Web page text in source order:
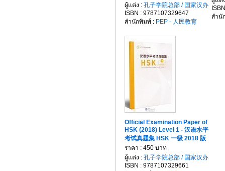
ผู้แต่ง : 孔子学院总部 / 国家汉办
ISBN : 9787107329647
สำนักพิมพ์ : PEP - 人民教育
สำนั
Official Examination Paper of
HSK (2018) Level 1 - 汉语水平
考试真题集 HSK 一级 2018 版
ราคา : 450 บาท
ผู้แต่ง : 孔子学院总部 / 国家汉办
ISBN : 9787107329661